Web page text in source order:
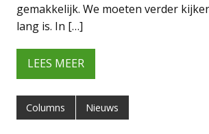
gemakkelijk. We moeten verder
lang is. In […]
LEES MEER
Columns Nieuws